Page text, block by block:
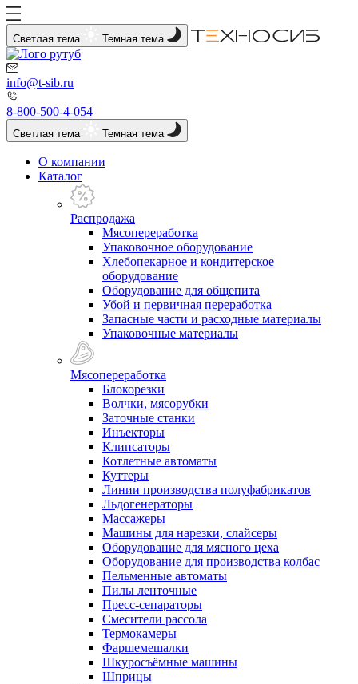
Светлая тема Темная тема
info@t-sib.ru
8-800-500-4-054
Светлая тема Темная тема
О компании
Каталог
Распродажа
Мясопереработка
Упаковочное оборудование
Хлебопекарное и кондитерское
оборудование
Оборудование для общепита
Убой и первичная переработка
Запасные части и расходные материалы
Упаковочные материалы
Мясопереработка
Блокорезки
Волчки, мясорубки
Заточные станки
Инъекторы
Клипсаторы
Котлетные автоматы
Куттеры
Линии производства полуфабрикатов
Льдогенераторы
Массажеры
Машины для нарезки, слайсеры
Оборудование для мясного цеха
Оборудование для производства колбас
Пельменные автоматы
Пилы ленточные
Пресс-сепараторы
Смесители рассола
Термокамеры
Фаршемешалки
Шкуросъёмные машины
Шприцы